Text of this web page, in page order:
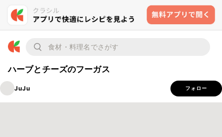
ハーブとチーズのフーガス
JuJu フォロー